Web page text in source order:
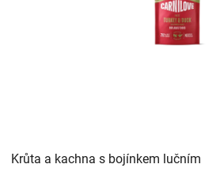
Krůta a kachna s bojínkem lučním